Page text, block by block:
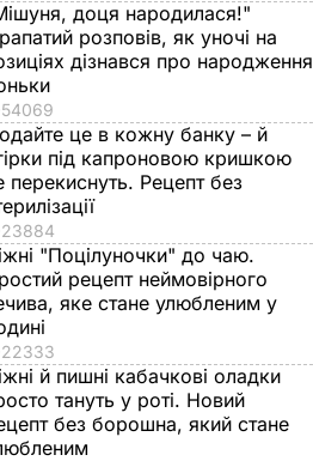
доця народилася!"
розповів, як уночі на
дізнався про народження
54069
це в кожну банку – й
під капроновою кришкою
перекиснуть. Рецепт без
23884
"Поцілуночки" до чаю.
рецепт неймовірного
яке стане улюбленим у
22333
й пишні кабачкові оладки
тануть у роті. Новий
без борошна, який стане